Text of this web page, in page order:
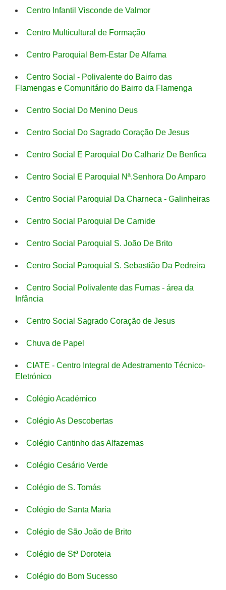
Centro Infantil Visconde de Valmor
Centro Multicultural de Formação
Centro Paroquial Bem-Estar De Alfama
Centro Social - Polivalente do Bairro das
Flamengas e Comunitário do Bairro da Flamenga
Centro Social Do Menino Deus
Centro Social Do Sagrado Coração De Jesus
Centro Social E Paroquial Do Calhariz De Benfica
Centro Social E Paroquial Nª.Senhora Do Amparo
Centro Social Paroquial Da Charneca - Galinheiras
Centro Social Paroquial De Carnide
Centro Social Paroquial S. João De Brito
Centro Social Paroquial S. Sebastião Da Pedreira
Centro Social Polivalente das Furnas - área da
Infância
Centro Social Sagrado Coração de Jesus
Chuva de Papel
CIATE - Centro Integral de Adestramento Técnico-
Eletrónico
Colégio Académico
Colégio As Descobertas
Colégio Cantinho das Alfazemas
Colégio Cesário Verde
Colégio de S. Tomás
Colégio de Santa Maria
Colégio de São João de Brito
Colégio de Stª Doroteia
Colégio do Bom Sucesso